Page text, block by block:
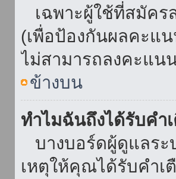
เฉพาะผู้ใช้ที่สมัคร
(เพื่อป้องกันผลคะแ
ไม่สามารถลงคะแน
ข้างบน
ทำไมฉันถึงได้รับคำ
บางบอร์ดผู้ดูแลร
เหตุให้คุณได้รับคำ